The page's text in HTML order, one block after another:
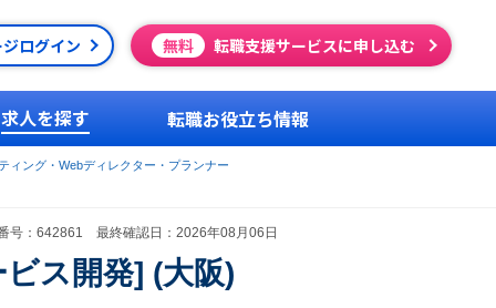
ログイン 無料 転職支援サービスに申し込む
求人を探す 転職お役立ち情報
ィング・Webディレクター・プランナー
号：642861 最終確認日：2026年08月06日
ス開発] (大阪)